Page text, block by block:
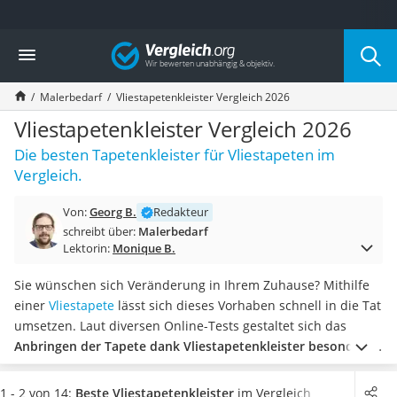
Die beliebtesten Vergleiche nach Kategorie
Baumarkt
Tresor feuerfest
Makita-Akku-Rasenmäher
Kappsäge
Smartes Türschloss
Akku-Rasentrimmer
Feuchtigkeitsmessgerät
Split-Klimaanlage 2 Innengeräte
Pelletofen
Bohrmaschine
Fliesenschneider
Hochdruckreiniger
Doppelschleifer
Überwachungskamera
Benzinrasenmäher mit Elektrostart
Akku-Laubsauger
Vergleich
Malerbedarf Vliestapetenkleister Vergleich 2026
Vliestapetenkleister Vergleich 2026
Die besten Tapetenkleister für Vliestapeten im
Vergleich.
Von:Georg B.
Redakteur
schreibt über: Malerbedarf
Lektorin: Monique B.
Sie wünschen sich Veränderung in Ihrem Zuhause? Mithilfe
einer Vliestapete lässt sich dieses Vorhaben schnell in die Tat
umsetzen. Laut diversen Online-Tests gestaltet sich das
Anbringen der Tapete dank Vliestapetenkleister besonders
einfach. Mehr als einen geeigneten Pinsel oder Roller
benötigen Sie für das Auftragen des Kleisters nicht.
Wählen
1 - 2 von 14: Beste Vliestapetenkleister im Vergleich